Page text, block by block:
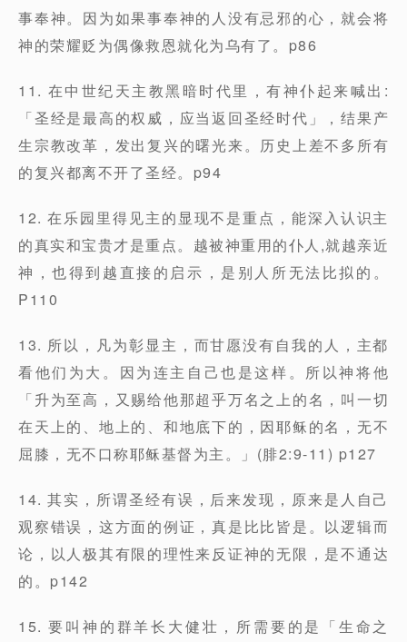
事奉神。因为如果事奉神的人没有忌邪的心，就会将
神的荣耀贬为偶像救恩就化为乌有了。p86
11. 在中世纪天主教黑暗时代里，有神仆起来喊出:
「圣经是最高的权威，应当返回圣经时代」，结果产
生宗教改革，发出复兴的曙光来。历史上差不多所有
的复兴都离不开了圣经。p94
12. 在乐园里得见主的显现不是重点，能深入认识主
的真实和宝贵才是重点。越被神重用的仆人,就越亲近
神，也得到越直接的启示，是别人所无法比拟的。
P110
13. 所以，凡为彰显主，而甘愿没有自我的人，主都
看他们为大。因为连主自己也是这样。所以神将他
「升为至高，又赐给他那超乎万名之上的名，叫一切
在天上的、地上的、和地底下的，因耶稣的名，无不
屈膝，无不口称耶稣基督为主。」(腓2:9-11) p127
14. 其实，所谓圣经有误，后来发现，原来是人自己
观察错误，这方面的例证，真是比比皆是。以逻辑而
论，以人极其有限的理性来反证神的无限，是不通达
的。p142
15. 要叫神的群羊长大健壮，所需要的是「生命之